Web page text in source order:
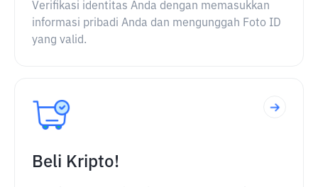
Verifikasi identitas Anda dengan memasukkan
informasi pribadi Anda dan mengunggah Foto ID
yang valid.
Beli Kripto!